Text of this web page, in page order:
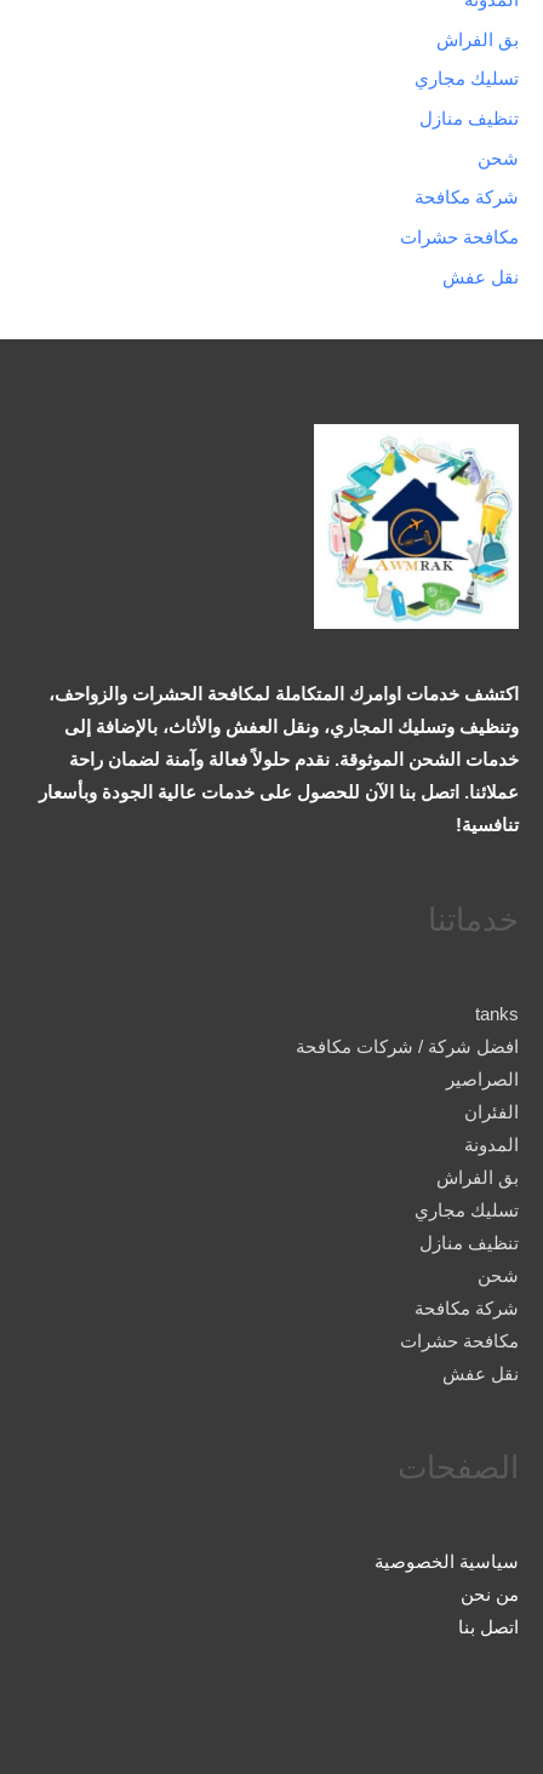
بق الفراش
تسليك مجاري
تنظيف منازل
شحن
شركة مكافحة
مكافحة حشرات
نقل عفش
اكتشف خدمات اوامرك المتكاملة لمكافحة الحشرات والزواحف،
وتنظيف وتسليك المجاري، ونقل العفش والأثاث، بالإضافة إلى
خدمات الشحن الموثوقة. نقدم حلولاً فعالة وآمنة لضمان راحة
عملائنا. اتصل بنا الآن للحصول على خدمات عالية الجودة وبأسعار
تنافسية!
خدماتنا
tanks
افضل شركة / شركات مكافحة
الصراصير
الفئران
المدونة
بق الفراش
تسليك مجاري
تنظيف منازل
شحن
شركة مكافحة
مكافحة حشرات
نقل عفش
الصفحات
سياسية الخصوصية
من نحن
اتصل بنا